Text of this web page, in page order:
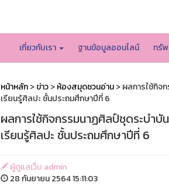
เกี่ยวกับเรา ฐานข้อมูลออนไลน์ ทรั
หน้าหลัก>ข่าว>ห้องสมุดชวนอ่าน> ผลการใช้กิจ
เรียนรู้ศิลปะ ชั้นประถมศึกษาปีที่ 6
ผลการใช้กิจกรรมนาฏศิลป์ชุดระบำบั
เรียนรู้ศิลปะ ชั้นประถมศึกษาปีที่ 6
ผู้ดูแลเว็บ admin
28 กันยายน 2564 15:11:03